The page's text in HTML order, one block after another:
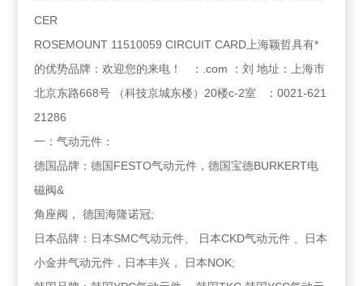
CER
ROSEMOUNT 11510059 CIRCUIT CARD上海颖哲具有*
的优势品牌：欢迎您的来电！ ：.com ：刘 地址：上海市
北京东路668号 （科技京城东楼）20楼c-2室 ：0021-621
21286
一：气动元件：
德国品牌：德国FESTO气动元件，德国宝德BURKERT电
磁阀&
角座阀， 德国海隆诺冠;
日本品牌：日本SMC气动元件、 日本CKD气动元件 、日本
小金井气动元件，日本丰兴， 日本NOK;